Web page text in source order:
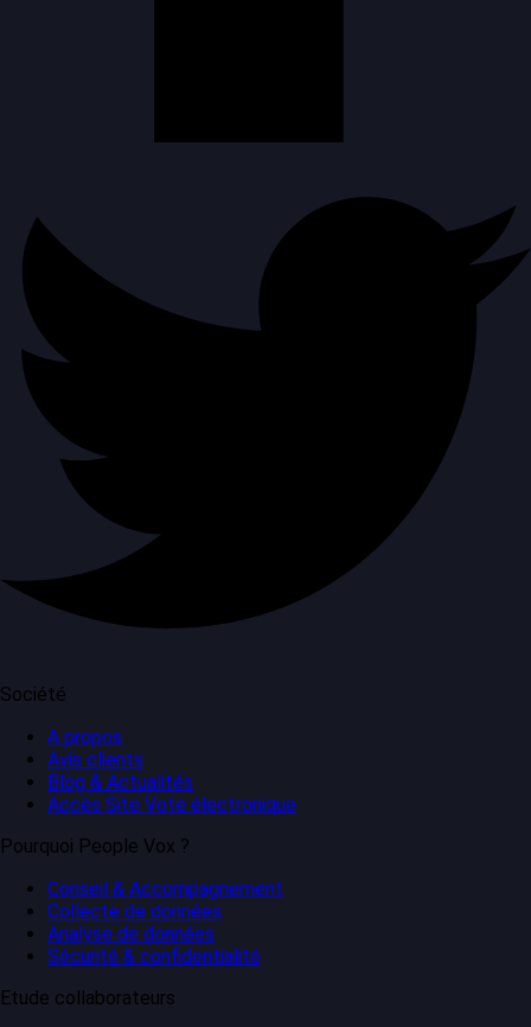
Société
A propos
Avis clients
Blog & Actualités
Accès Site Vote électronique
Pourquoi People Vox ?
Conseil & Accompagnement
Collecte de données
Analyse de données
Sécurité & confidentialité
Etude collaborateurs